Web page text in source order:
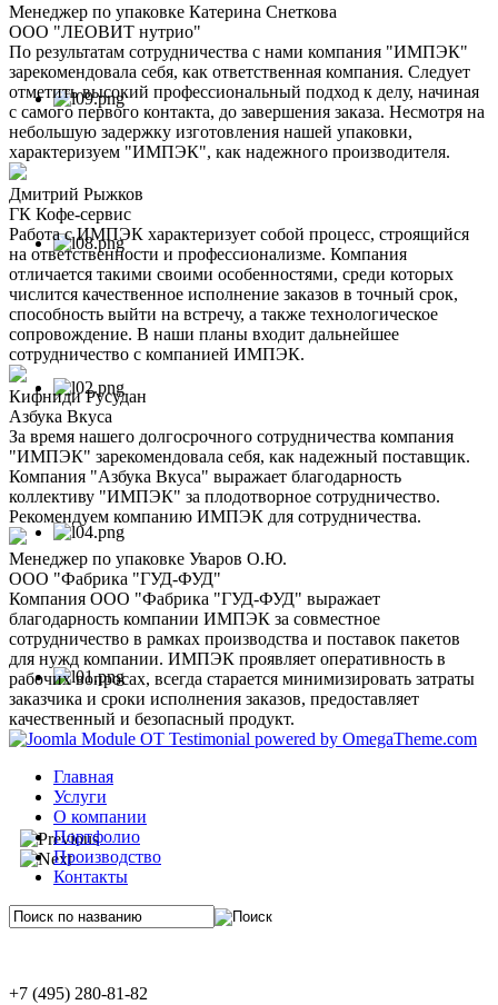
Менеджер по упаковке Катерина Снеткова
ООО "ЛЕОВИТ нутрио"
По результатам сотрудничества с нами компания "ИМПЭК"
зарекомендовала себя, как ответственная компания. Следует
отметить высокий профессиональный подход к делу, начиная
с самого первого контакта, до завершения заказа. Несмотря на
небольшую задержку изготовления нашей упаковки,
характеризуем "ИМПЭК", как надежного производителя.
Дмитрий Рыжков
ГК Кофе-сервис
Работа с ИМПЭК характеризует собой процесс, строящийся
на ответственности и профессионализме. Компания
отличается такими своими особенностями, среди которых
числится качественное исполнение заказов в точный срок,
способность выйти на встречу, а также технологическое
сопровождение. В наши планы входит дальнейшее
сотрудничество с компанией ИМПЭК.
Кифниди Русудан
Азбука Вкуса
За время нашего долгосрочного сотрудничества компания
"ИМПЭК" зарекомендовала себя, как надежный поставщик.
Компания "Азбука Вкуса" выражает благодарность
коллективу "ИМПЭК" за плодотворное сотрудничество.
Рекомендуем компанию ИМПЭК для сотрудничества.
Менеджер по упаковке Уваров О.Ю.
ООО "Фабрика "ГУД-ФУД"
Компания ООО "Фабрика "ГУД-ФУД" выражает
благодарность компании ИМПЭК за совместное
сотрудничество в рамках производства и поставок пакетов
для нужд компании. ИМПЭК проявляет оперативность в
рабочих вопросах, всегда старается минимизировать затраты
заказчика и сроки исполнения заказов, предоставляет
качественный и безопасный продукт.
Главная
Услуги
О компании
Портфолио
Производство
Контакты
+7 (495) 280-81-82